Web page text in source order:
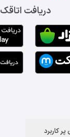
دریافت اتاقک
کاربرد